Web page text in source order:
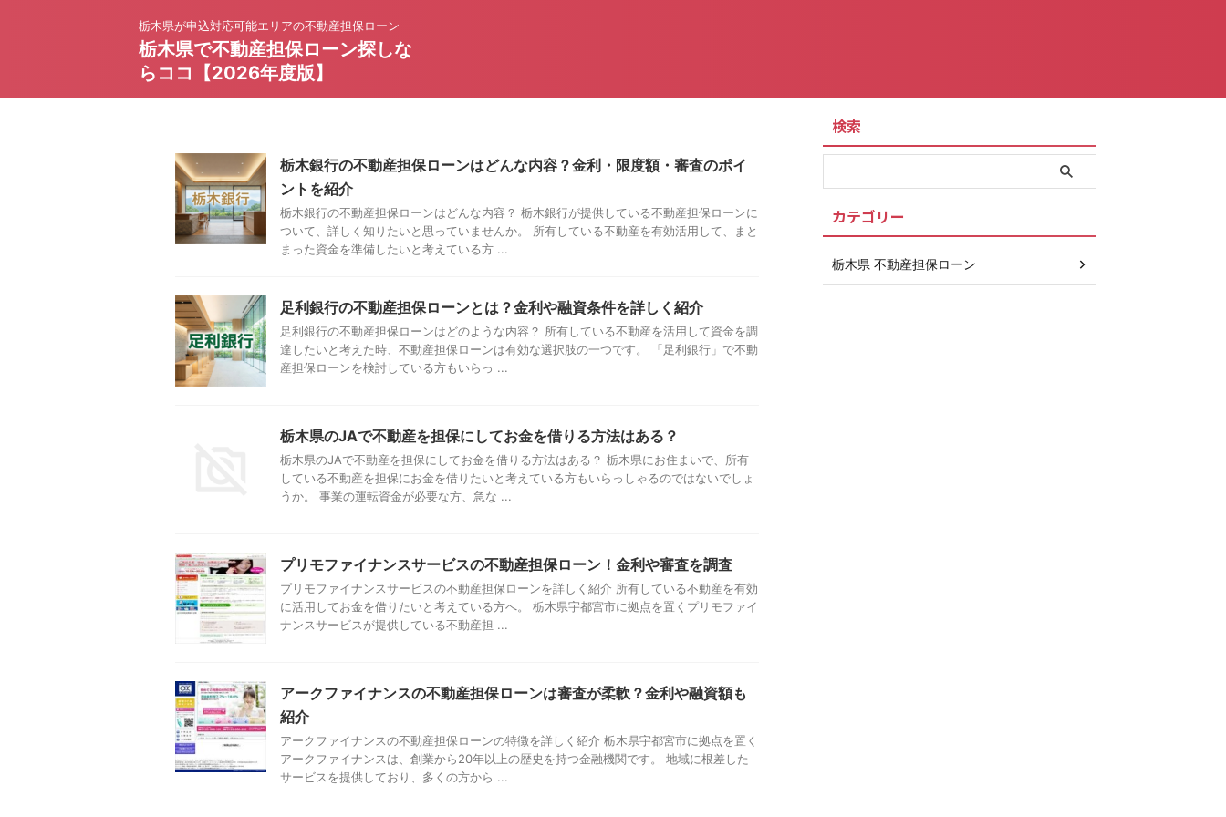
栃木県が申込対応可能エリアの不動産担保ローン
栃木県で不動産担保ローン探しな
らココ【2026年度版】
栃木銀行の不動産担保ローンはどんな内容？金利・限度額・審査のポイ
ントを紹介
栃木銀行の不動産担保ローンはどんな内容？ 栃木銀行が提供している不動産担保ローンに
ついて、詳しく知りたいと思っていませんか。 所有している不動産を有効活用して、まと
まった資金を準備したいと考えている方 ...
足利銀行の不動産担保ローンとは？金利や融資条件を詳しく紹介
足利銀行の不動産担保ローンはどのような内容？ 所有している不動産を活用して資金を調
達したいと考えた時、不動産担保ローンは有効な選択肢の一つです。 「足利銀行」で不動
産担保ローンを検討している方もいらっ ...
栃木県のJAで不動産を担保にしてお金を借りる方法はある？
栃木県のJAで不動産を担保にしてお金を借りる方法はある？ 栃木県にお住まいで、所有
している不動産を担保にお金を借りたいと考えている方もいらっしゃるのではないでしょ
うか。 事業の運転資金が必要な方、急な ...
プリモファイナンスサービスの不動産担保ローン！金利や審査を調査
プリモファイナンスサービスの不動産担保ローンを詳しく紹介 所有している不動産を有効
に活用してお金を借りたいと考えている方へ。 栃木県宇都宮市に拠点を置くプリモファイ
ナンスサービスが提供している不動産担 ...
アークファイナンスの不動産担保ローンは審査が柔軟？金利や融資額も
紹介
アークファイナンスの不動産担保ローンの特徴を詳しく紹介 栃木県宇都宮市に拠点を置く
アークファイナンスは、創業から20年以上の歴史を持つ金融機関です。 地域に根差した
サービスを提供しており、多くの方から ...
検索
カテゴリー
栃木県 不動産担保ローン